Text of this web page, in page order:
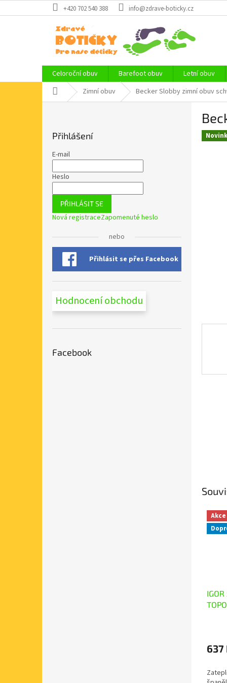
na
+420 702 540 388 info@zdrave-boticky.cz
Celoroční obuv Barefoot obuv Letní obuv
Domů Zimní obuv Becker Slobby zimní obuv
Přihlášení
E-mail
Heslo
PŘIHLÁSIT SE
Nová registraceZapomenuté heslo
nebo
Přihlásit se přes Facebook
Hodnocení obchodu
Facebook
Akce
637